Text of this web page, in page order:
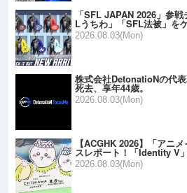
「SFL JAPAN 2026」参
Lうちわ」「SFL法被」を
2026.08.03(Mon)
株式会社DetonatioNの代
死去、享年44歳。
2026.08.03(Mon)
【ACGHK 2026】「アニ
スレポート！「Identity V
2026.08.03(Mon)